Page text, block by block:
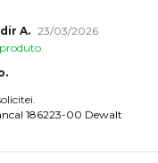
A. 23/03/2026
186223-00 Dewalt